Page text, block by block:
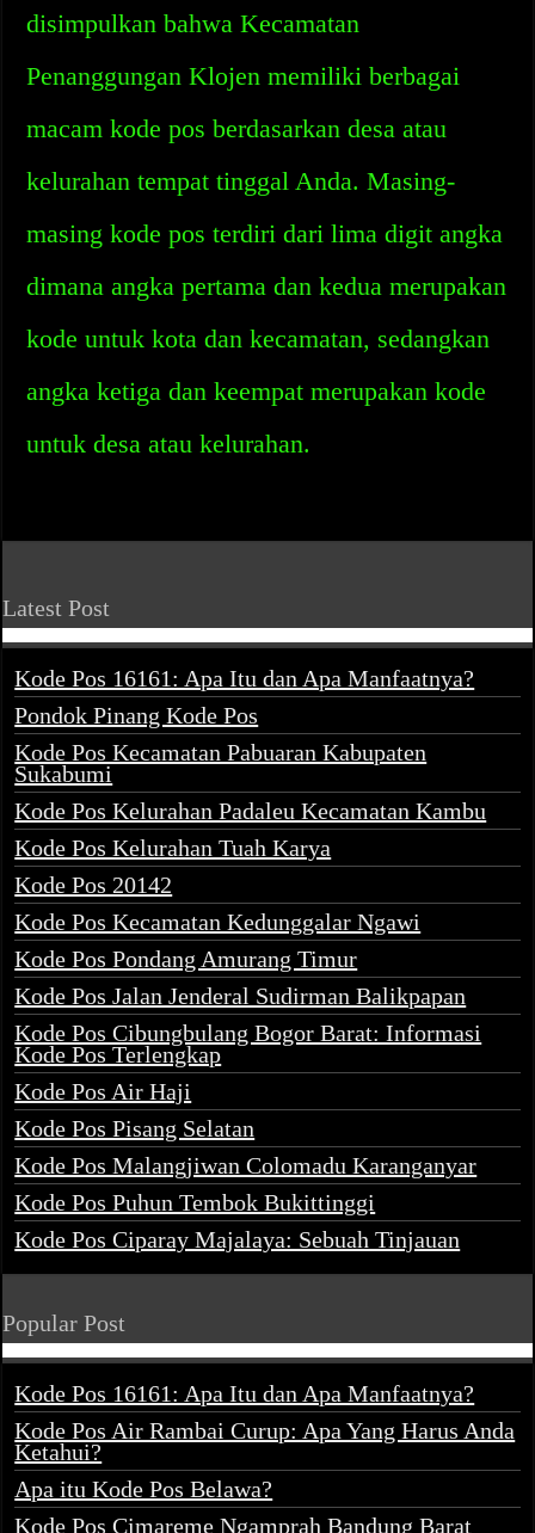
disimpulkan bahwa Kecamatan
Penanggungan Klojen memiliki berbagai
macam kode pos berdasarkan desa atau
kelurahan tempat tinggal Anda. Masing-
masing kode pos terdiri dari lima digit angka
dimana angka pertama dan kedua merupakan
kode untuk kota dan kecamatan, sedangkan
angka ketiga dan keempat merupakan kode
untuk desa atau kelurahan.
Latest Post
Kode Pos 16161: Apa Itu dan Apa Manfaatnya?
Pondok Pinang Kode Pos
Kode Pos Kecamatan Pabuaran Kabupaten
Sukabumi
Kode Pos Kelurahan Padaleu Kecamatan Kambu
Kode Pos Kelurahan Tuah Karya
Kode Pos 20142
Kode Pos Kecamatan Kedunggalar Ngawi
Kode Pos Pondang Amurang Timur
Kode Pos Jalan Jenderal Sudirman Balikpapan
Kode Pos Cibungbulang Bogor Barat: Informasi
Kode Pos Terlengkap
Kode Pos Air Haji
Kode Pos Pisang Selatan
Kode Pos Malangjiwan Colomadu Karanganyar
Kode Pos Puhun Tembok Bukittinggi
Kode Pos Ciparay Majalaya: Sebuah Tinjauan
Popular Post
Kode Pos 16161: Apa Itu dan Apa Manfaatnya?
Kode Pos Air Rambai Curup: Apa Yang Harus Anda
Ketahui?
Apa itu Kode Pos Belawa?
Kode Pos Cimareme Ngamprah Bandung Barat